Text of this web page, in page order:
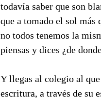
todavía saber que son
que a tomado el sol más
no todos tenemos la
piensas y dices ¿de
Y llegas al colegio al
escritura, a través de su